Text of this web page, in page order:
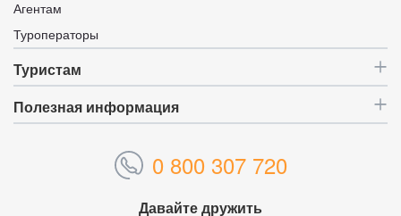
Агентам
Туроператоры
Туристам
Полезная информация
0 800 307 720
Давайте дружить